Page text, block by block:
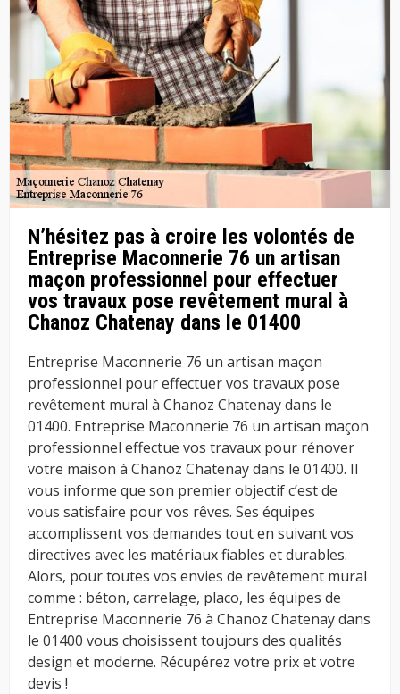
N’hésitez pas à croire les volontés de
Entreprise Maconnerie 76 un artisan
maçon professionnel pour effectuer
vos travaux pose revêtement mural à
Chanoz Chatenay dans le 01400
Entreprise Maconnerie 76 un artisan maçon
professionnel pour effectuer vos travaux pose
revêtement mural à Chanoz Chatenay dans le
01400. Entreprise Maconnerie 76 un artisan maçon
professionnel effectue vos travaux pour rénover
votre maison à Chanoz Chatenay dans le 01400. Il
vous informe que son premier objectif c’est de
vous satisfaire pour vos rêves. Ses équipes
accomplissent vos demandes tout en suivant vos
directives avec les matériaux fiables et durables.
Alors, pour toutes vos envies de revêtement mural
comme : béton, carrelage, placo, les équipes de
Entreprise Maconnerie 76 à Chanoz Chatenay dans
le 01400 vous choisissent toujours des qualités
design et moderne. Récupérez votre prix et votre
devis !